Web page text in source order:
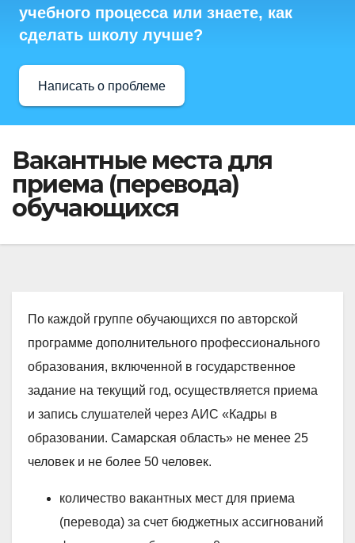
учебного процесса или знаете, как
сделать школу лучше?
Написать о проблеме
Вакантные места для
приема (перевода)
обучающихся
По каждой группе обучающихся по авторской
программе дополнительного профессионального
образования, включенной в государственное
задание на текущий год, осуществляется приема
и запись слушателей через АИС «Кадры в
образовании. Самарская область» не менее 25
человек и не более 50 человек.
количество вакантных мест для приема
(перевода) за счет бюджетных ассигнований